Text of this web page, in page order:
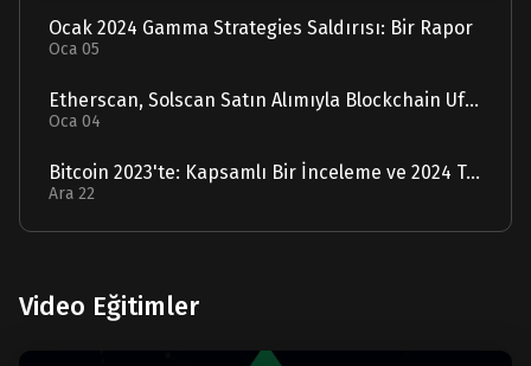
Ocak 2024 Gamma Strategies Saldırısı: Bir Rapor
Oca 05
Etherscan, Solscan Satın Alımıyla Blockchain Ufuklarını Genişletiyor
Oca 04
Bitcoin 2023'te: Kapsamlı Bir İnceleme ve 2024 Tahmini
Ara 22
Video Eğitimler